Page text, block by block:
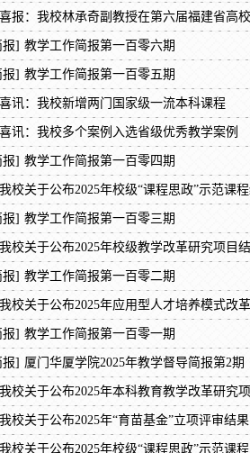
喜报：我校林承奇副教授在第六届福建省高
报] 教学工作简报第一百零六期
报] 教学工作简报第一百零五期
喜讯：我校新增两门国家级一流本科课程
喜讯：我校多个案例入选省级优秀教学案例
报] 教学工作简报第一百零四期
我校关于公布2025年校级“课程思政”示范课
报] 教学工作简报第一百零三期
我校关于公布2025年校级教学改革研究项目
报] 教学工作简报第一百零二期
我校关于公布2025年应用型人才培养模式改
报] 教学工作简报第一百零一期
报] 厦门华厦学院2025年教学督导简报第2期
我校关于公布2025年本科教育教学改革研究
我校关于公布2025年“育苗基金”立项评审结
我校关于公布2025年校级“课程思政”示范课